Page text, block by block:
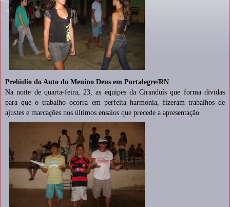
Prelúdio do Auto do Menino Deus em Portalegre/RN
Na noite de quarta-feira, 23, as equipes da Ciranduís que forma dividas
para que o trabalho ocorra em perfeita harmonia, fizeram trabalhos de
ajustes e marcações nos últimos ensaios que precede a apresentação.